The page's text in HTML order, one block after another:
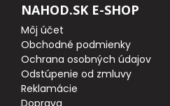
NAHOD.SK E-SHOP
Môj účet
Obchodné podmienky
Ochrana osobných údajov
Odstúpenie od zmluvy
Reklamácie
Doprava
CESTOVNÉ PRÚTY
DOPLNKY K PRÚTOM
Udice na dierky